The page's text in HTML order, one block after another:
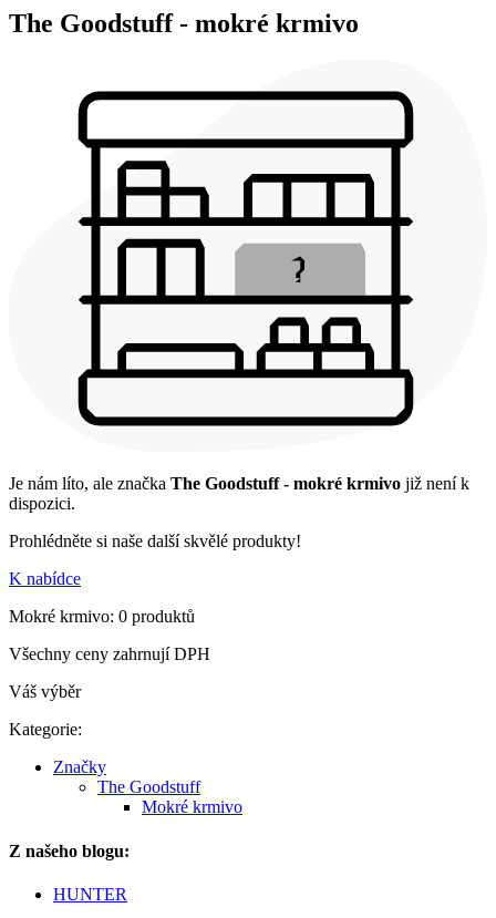
The Goodstuff - mokré krmivo
Je nám líto, ale značka The Goodstuff - mokré krmivo již není k
dispozici.
Prohlédněte si naše další skvělé produkty!
K nabídce
Mokré krmivo: 0 produktů
Všechny ceny zahrnují DPH
Váš výběr
Kategorie:
Značky
The Goodstuff
Mokré krmivo
Z našeho blogu:
HUNTER